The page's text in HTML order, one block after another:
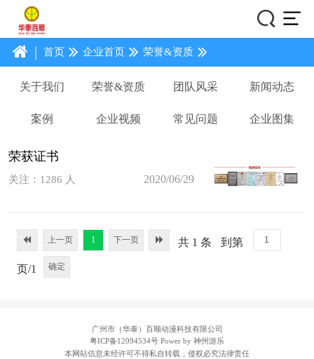
| 首页 企业首页 荣誉&资质
关于我们 荣誉&资质 团队风采 新闻动态
案例 企业视频 常见问题 企业图集
荣获证书
关注：1286 人 2020/06/29
上一页 1 下一页 共 1 条 到第
页/1 确定
广州市（华泰）百顺动漫科技有限公司
粤ICP备12094534号 Power by 神州游乐
本网站信息未经许可不得私自转载，侵权必究法律责任